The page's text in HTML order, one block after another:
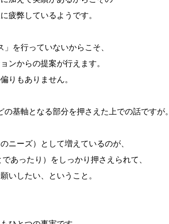
疲弊しているようです。
を行っていないからこそ、
ンからの提案が行えます。
りもありません。
基軸となる部分を押さえた上での話ですが。
ニーズ）として増えているのが、
あったり）をしっかり押さえられて、
いしたい、ということ。